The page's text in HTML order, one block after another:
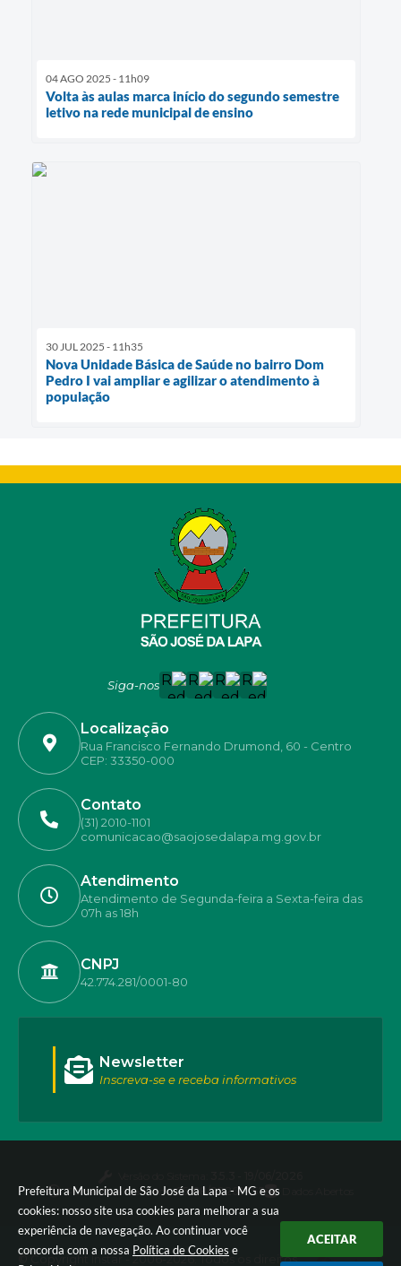
Prefeitura Municipal de São José da Lapa - MG e os
cookies: nosso site usa cookies para melhorar a sua
experiência de navegação. Ao continuar você
concorda com a nossa Política de Cookies e
ACEITAR
04 AGO 2025 - 11h09
Volta às aulas marca início do segundo semestre
letivo na rede municipal de ensino
30 JUL 2025 - 11h35
Nova Unidade Básica de Saúde no bairro Dom
Pedro I vai ampliar e agilizar o atendimento à
população
Siga-nos
Localização
Rua Francisco Fernando Drumond, 60 - Centro
CEP: 33350-000
Contato
(31) 2010-1101
comunicacao@saojosedalapa.mg.gov.br
Atendimento
Atendimento de Segunda-feira a Sexta-feira das
07h as 18h
CNPJ
42.774.281/0001-80
Newsletter
Inscreva-se e receba informativos
Portal atualizado em:05/08/2026 17:55
© Copyright Instar - 2006-2026. Todos os direitos